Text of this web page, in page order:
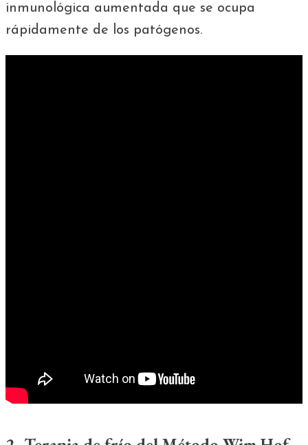
inmunológica aumentada que se ocupa
rápidamente de los patógenos.